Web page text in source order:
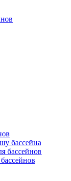
бассейна
бассейнов